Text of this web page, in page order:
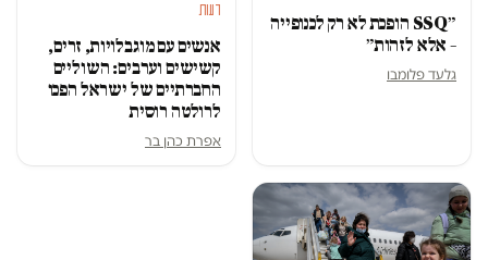
״SSQ הופכת לא רק לכנופייה
– אלא לזהות״
גלעד פלומבו
דעות
אנשים עם מוגבלויות, זרים,
קשישים וערבים: השוליים
החברתיים של ישראל הפכו
לרולטה רוסית
אפרת כהן בר